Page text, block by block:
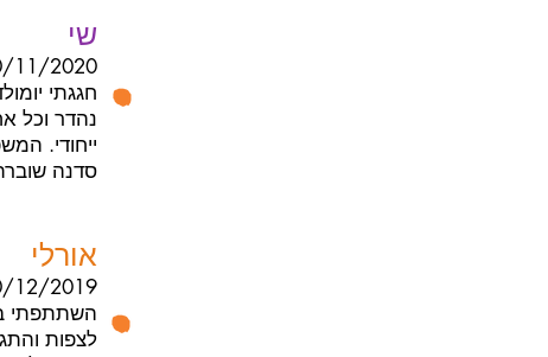
שי
11/2020
חגגתי
נהדר וכל
ייחודי.
סדנה
אורלי
12/2019
השתתפתי
לצפות